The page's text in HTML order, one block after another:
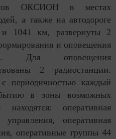
ОКСИОН в местах
а также на автодороге
1041 км, развернуты 2
и оповещения
Для оповещения
2 радиостанции.
периодичностью каждый
в зоны возможных
находятся: оперативная
оперативная
оперативные группы 44